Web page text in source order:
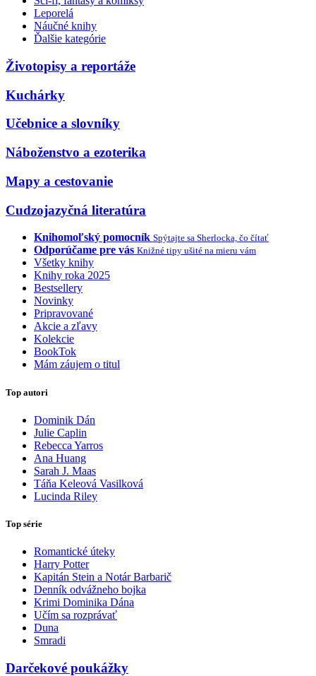
Leporelá
Náučné knihy
Ďalšie kategórie
Životopisy a reportáže
Kuchárky
Učebnice a slovníky
Náboženstvo a ezoterika
Mapy a cestovanie
Cudzojazyčná literatúra
Knihomoľský pomocník Spýtajte sa Sherlocka, čo čítať
Odporúčame pre vás Knižné tipy ušité na mieru vám
Všetky knihy
Knihy roka 2025
Bestsellery
Novinky
Pripravované
Akcie a zľavy
Kolekcie
BookTok
Mám záujem o titul
Top autori
Dominik Dán
Julie Caplin
Rebecca Yarros
Ana Huang
Sarah J. Maas
Táňa Keleová Vasilková
Lucinda Riley
Top série
Romantické úteky
Harry Potter
Kapitán Stein a Notár Barbarič
Denník odvážneho bojka
Krimi Dominika Dána
Učím sa rozprávať
Duna
Smradi
Darčekové poukážky